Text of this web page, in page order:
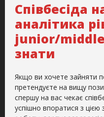
Співбесіда
аналітика
junior/
знати
Якщо ви хочете зайняти
претендуєте на вищу
спершу на вас чекає
успішно впоратися з